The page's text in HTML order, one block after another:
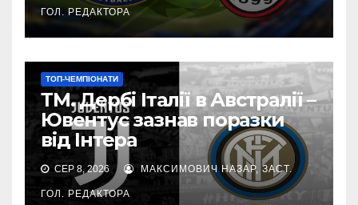
ГОЛ. РЕДАКТОРА
ТОП-ЧЕМПІОНАТИ
ТМ. Дербі Італії в Австралії –
Ювентус зазнав поразки
від Інтера
СЕР 8, 2026 МАКСИМОВИЧ НАЗАР, ЗАСТ.
ГОЛ. РЕДАКТОРА